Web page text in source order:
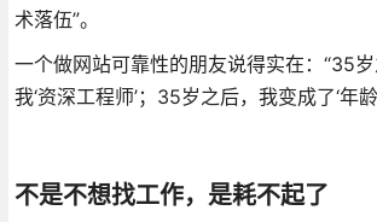
术落伍”。
一个做网站可靠性的朋友说得实在：“35
我‘资深工程师’；35岁之后，我变成了‘年
不是不想找工作，是耗不起了